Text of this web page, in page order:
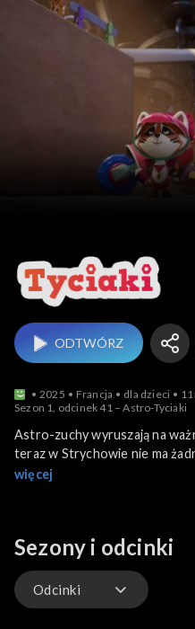
Tyciaki
ODTWÓRZ
2025 Francja dla dzieci
Sezon 1, odcinek 41 – Astro-Tyciaki
Astro-zuchy wyruszają na
teraz w Strychowie nie ma
Tytus postanawiają ich
więcej
Sezony i odcinki
Odcinki